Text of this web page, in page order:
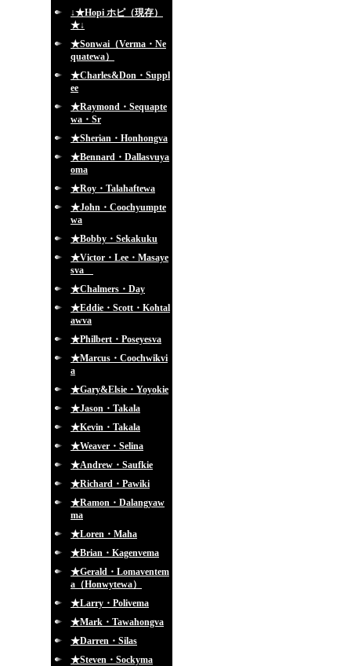
↓★Hopi ホピ（現存）
★↓
★Sonwai（Verma・Ne
quatewa）
★Charles&Don・Suppl
ee
★Raymond・Sequapte
wa・Sr
★Sherian・Honhongva
★Bennard・Dallasvuya
oma
★Roy・Talahaftewa
★John・Coochyumpte
wa
★Bobby・Sekakuku
★Victor・Lee・Masaye
sva
★Chalmers・Day
★Eddie・Scott・Kohtal
awva
★Philbert・Poseyesva
★Marcus・Coochwikvi
a
★Gary&Elsie・Yoyokie
★Jason・Takala
★Kevin・Takala
★Weaver・Selina
★Andrew・Saufkie
★Richard・Pawiki
★Ramon・Dalangyaw
ma
★Loren・Maha
★Brian・Kagenvema
★Gerald・Lomaventem
a（Honwytewa）
★Larry・Polivema
★Mark・Tawahongva
★Darren・Silas
★Steven・Sockyma